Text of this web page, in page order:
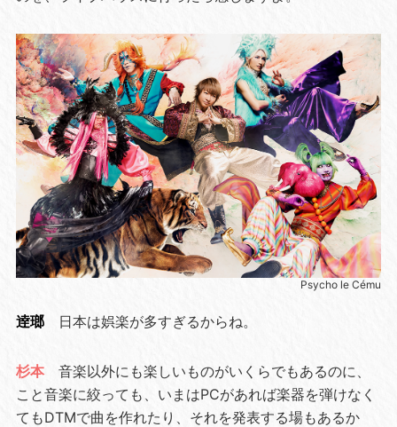
Psycho le Cému
逹瑯 日本は娯楽が多すぎるからね。
杉本
音楽以外にも楽しいものがいくらでもあるのに、
こと音楽に絞っても、いまはPCがあれば楽器を弾けなく
てもDTMで曲を作れたり、それを発表する場もあるか